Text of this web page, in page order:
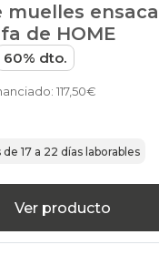
muelles
de HOME
60% dto.
117,50€
17 a 22 días laborables
Ver producto